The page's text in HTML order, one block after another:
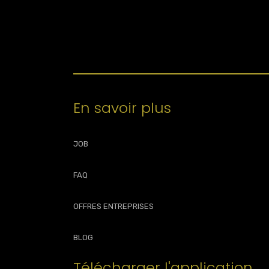
En savoir plus
JOB
FAQ
OFFRES ENTREPRISES
BLOG